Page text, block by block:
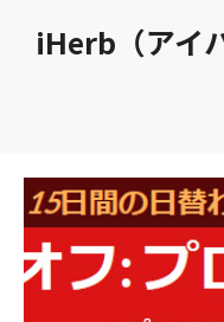
iHerb（アイ